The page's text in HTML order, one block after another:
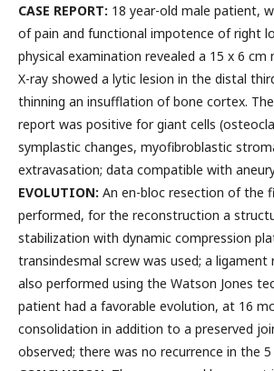
CASE REPORT: 18 year-old male patient,
of pain and functional impotence of right
physical examination revealed a 15 x 6 cm
X-ray showed a lytic lesion in the distal
thinning an insufflation of bone cortex.
report was positive for giant cells
symplastic changes, myofibroblastic
extravasation; data compatible with
EVOLUTION: An en-bloc resection of the
performed, for the reconstruction a
stabilization with dynamic compression
transindesmal screw was used; a
also performed using the Watson Jones
patient had a favorable evolution, at 16
consolidation in addition to a preserved
observed; there was no recurrence in the